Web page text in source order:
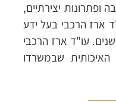
יצירתיים,
ארז הרכבי בעל ידע
וניסיון מצטבר לאורך כ- 30 שנים. עו"ד ארז הרכבי
שבמשרדו